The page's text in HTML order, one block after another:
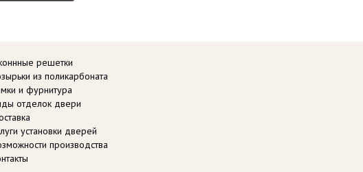
решетки
из поликарбоната
и фурнитура
отделок двери
установки дверей
производства